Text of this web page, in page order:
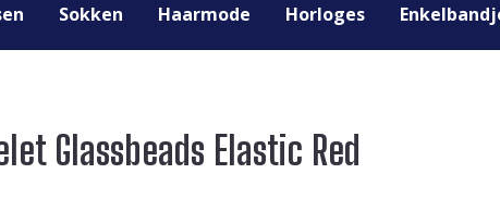
Sokken Haarmode Horloges
Glassbeads Elastic Red